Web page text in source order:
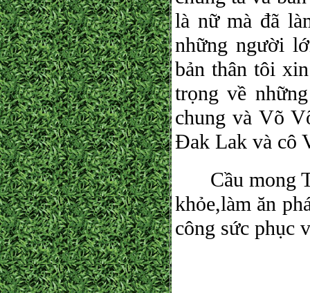
là nữ mà đã
những người
bản thân tôi
trọng về
chung và Võ
Đak Lak và cô
Cầu mong
khỏe,làm ăn
công sức phục